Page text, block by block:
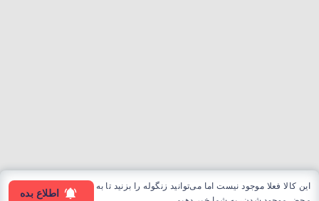
این کالا فعلا موجود نیست اما می‌توانید زنگوله را بزنید تا به
اطلاع بده